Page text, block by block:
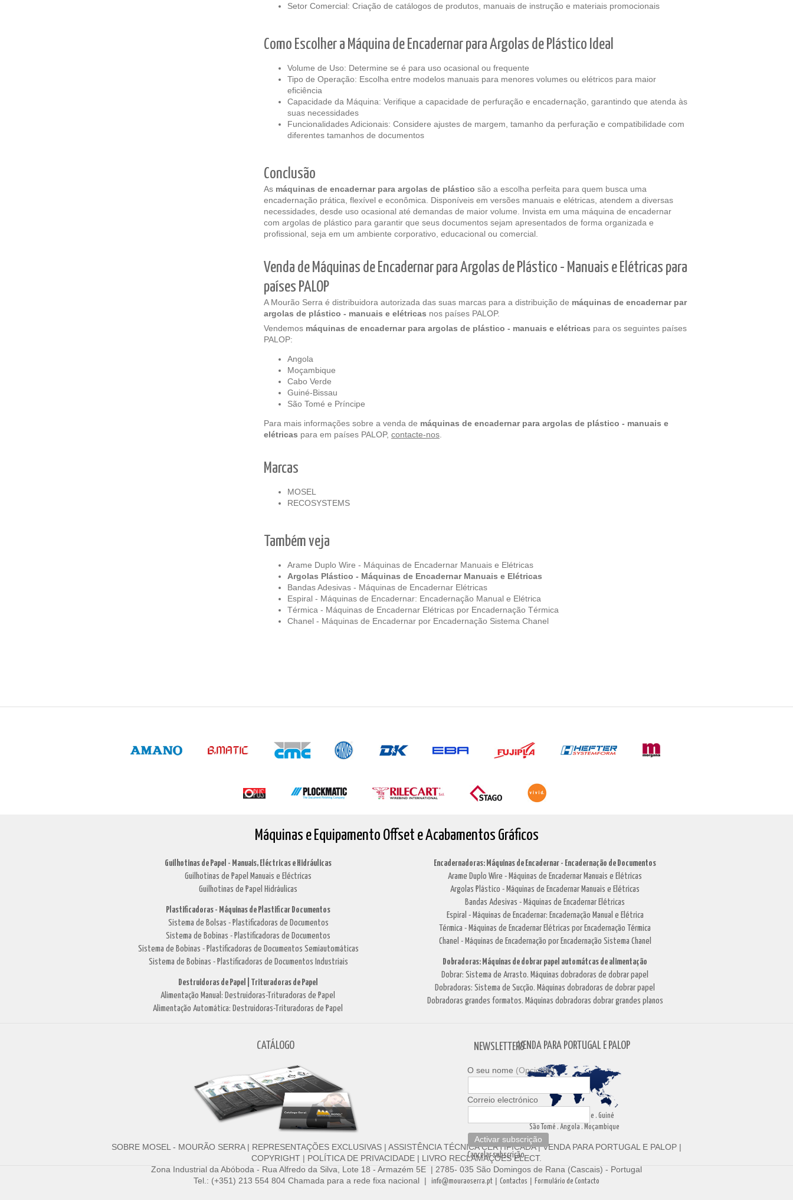
Setor Comercial: Criação de catálogos de produtos, manuais de instrução e materiais promocionais
Como Escolher a Máquina de Encadernar para Argolas de Plástico Ideal
Volume de Uso: Determine se é para uso ocasional ou frequente
Tipo de Operação: Escolha entre modelos manuais para menores volumes ou elétricos para maior
eficiência
Capacidade da Máquina: Verifique a capacidade de perfuração e encadernação, garantindo que atenda às
suas necessidades
Funcionalidades Adicionais: Considere ajustes de margem, tamanho da perfuração e compatibilidade com
diferentes tamanhos de documentos
Conclusão
As máquinas de encadernar para argolas de plástico são a escolha perfeita para quem busca uma
encadernação prática, flexível e econômica. Disponíveis em versões manuais e elétricas, atendem a diversas
necessidades, desde uso ocasional até demandas de maior volume. Invista em uma máquina de encadernar
com argolas de plástico para garantir que seus documentos sejam apresentados de forma organizada e
profissional, seja em um ambiente corporativo, educacional ou comercial.
Venda de Máquinas de Encadernar para Argolas de Plástico - Manuais e Elétricas para
países PALOP
A Mourão Serra é distribuidora autorizada das suas marcas para a distribuição de máquinas de encadernar par
argolas de plástico - manuais e elétricas nos países PALOP.
Vendemos máquinas de encadernar para argolas de plástico - manuais e elétricas para os seguintes países
PALOP:
Angola
Moçambique
Cabo Verde
Guiné-Bissau
São Tomé e Príncipe
Para mais informações sobre a venda de máquinas de encadernar para argolas de plástico - manuais e
elétricas para em países PALOP, contacte-nos
Marcas
MOSEL
RECOSYSTEMS
Também veja
Arame Duplo Wire - Máquinas de Encadernar Manuais e Elétricas
Argolas Plástico - Máquinas de Encadernar Manuais e Elétricas
Bandas Adesivas - Máquinas de Encadernar Elétricas
Espiral - Máquinas de Encadernar: Encadernação Manual e Elétrica
Térmica - Máquinas de Encadernar Elétricas por Encadernação Térmica
Chanel - Máquinas de Encadernar por Encadernação Sistema Chanel
Máquinas e Equipamento Offset e Acabamentos Gráficos
Guilhotinas de Papel - Manuais, Eléctricas e Hidráulicas
Guilhotinas de Papel Manuais e Eléctricas
Guilhotinas de Papel Hidráulicas
Plastificadoras - Máquinas de Plastificar Documentos
Sistema de Bolsas - Plastificadoras de Documentos
Sistema de Bobinas - Plastificadoras de Documentos
Sistema de Bobinas - Plastificadoras de Documentos Semiautomáticas
Sistema de Bobinas - Plastificadoras de Documentos Industriais
Destruidoras de Papel | Trituradoras de Papel
Alimentação Manual: Destruidoras-Trituradoras de Papel
Alimentação Automática: Destruidoras-Trituradoras de Papel
Encadernadoras: Máquinas de Encadernar - Encadernação de Documentos
Arame Duplo Wire - Máquinas de Encadernar Manuais e Elétricas
Argolas Plástico - Máquinas de Encadernar Manuais e Elétricas
Bandas Adesivas - Máquinas de Encadernar Elétricas
Espiral - Máquinas de Encadernar: Encadernação Manual e Elétrica
Térmica - Máquinas de Encadernar Elétricas por Encadernação Térmica
Chanel - Máquinas de Encadernação por Encadernação Sistema Chanel
Dobradoras: Máquinas de dobrar papel automátcas de alimentação
Dobrar: Sistema de Arrasto. Máquinas dobradoras de dobrar papel
Dobradoras: Sistema de Sucção. Máquinas dobradoras de dobrar papel
Dobradoras grandes formatos. Máquinas dobradoras dobrar grandes planos
CATÁLOGO NEWSLETTERS
O seu nome (Opcional)
Correio electrónico
Activar subscrição
Cancelar subscrição
VENDA PARA PORTUGAL E PALOP
Portugal . Cabo Verde . Guiné
São Tomé . Angola . Moçambique
SOBRE MOSEL - MOURÃO SERRA| REPRESENTAÇÕES EXCLUSIVAS | ASSISTÊNCIA TÉCNICA CERTIFICADA|VENDA PARA PORTUGAL E PALOP |
COPYRIGHT | POLÍTICA DE PRIVACIDADE | LIVRO RECLAMAÇÕES ELECT.
Zona Industrial da Abóboda - Rua Alfredo da Silva, Lote 18 - Armazém 5E | 2785- 035 São Domingos de Rana (Cascais) - Portugal
Tel.: (+351) 213 554 804 Chamada para a rede fixa nacional |
info@mouraoserra.pt | Contactos | Formulário de Contacto